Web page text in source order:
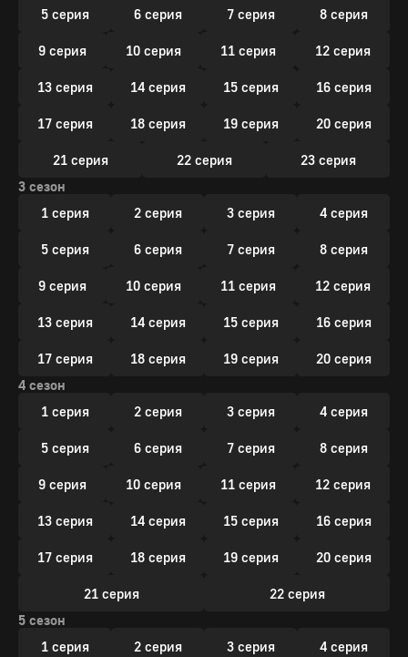
5 серия 6 серия 7 серия 8 серия
9 серия 10 серия 11 серия 12 серия
13 серия 14 серия 15 серия 16 серия
17 серия 18 серия 19 серия 20 серия
21 серия 22 серия
23 серия
3 сезон
1 серия
2 серия 3 серия 4 серия
5 серия 6 серия 7 серия 8 серия
9 серия 10 серия 11 серия 12 серия
13 серия 14 серия 15 серия 16 серия
17 серия 18 серия 19 серия
20 серия
4 сезон
1 серия
2 серия 3 серия 4 серия
5 серия 6 серия 7 серия 8 серия
9 серия 10 серия 11 серия 12 серия
13 серия 14 серия 15 серия 16 серия
17 серия 18 серия 19 серия 20 серия
21 серия
22 серия
5 сезон
1 серия
2 серия 3 серия 4 серия